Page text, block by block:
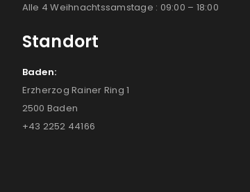
Alle 4 Weihnachtssamstage : 09:00 – 18:00
Standort
Baden:
Erzherzog Rainer Ring 1
2500 Baden
+43 2252 44166